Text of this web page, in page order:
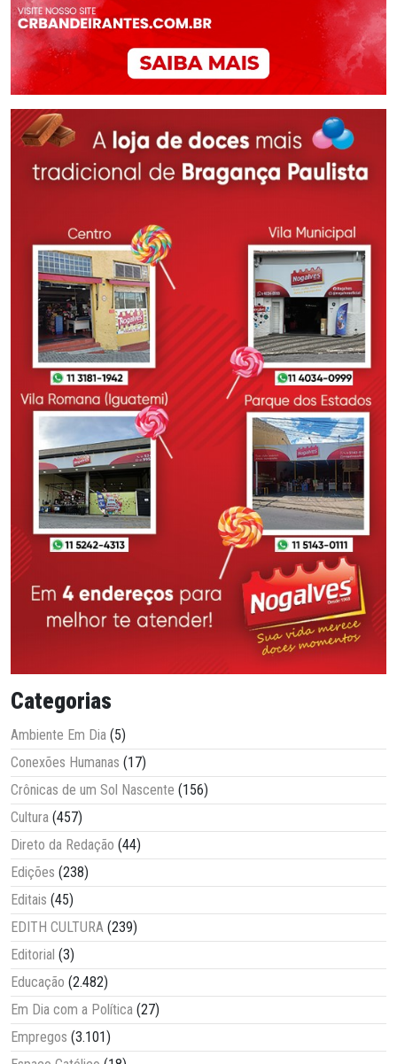
Categorias
Ambiente Em Dia (5)
Conexões Humanas (17)
Crônicas de um Sol Nascente (156)
Cultura (457)
Direto da Redação (44)
Edições (238)
Editais (45)
EDITH CULTURA (239)
Editorial (3)
Educação (2.482)
Em Dia com a Política (27)
Empregos (3.101)